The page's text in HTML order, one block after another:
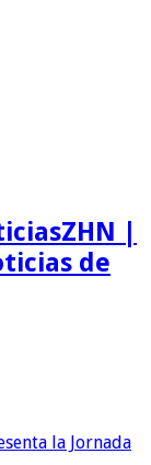
ZHN |
de